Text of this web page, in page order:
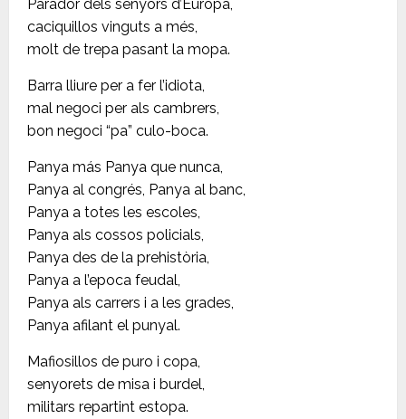
Parador dels senyors d’Europa,
caciquillos vinguts a més,
molt de trepa pasant la mopa.
Barra lliure per a fer l’idiota,
mal negoci per als cambrers,
bon negoci “pa” culo-boca.
Panya más Panya que nunca,
Panya al congrés, Panya al banc,
Panya a totes les escoles,
Panya als cossos policials,
Panya des de la prehistòria,
Panya a l’epoca feudal,
Panya als carrers i a les grades,
Panya afilant el punyal.
Mafiosillos de puro i copa,
senyorets de misa i burdel,
militars repartint estopa.